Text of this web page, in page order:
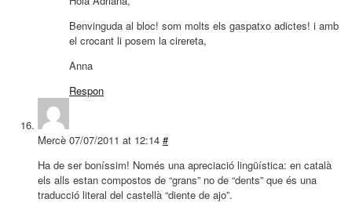
Benvinguda al bloc! som molts els gaspatxo adictes! i amb
el crocant li posem la cirereta,
Anna
Respon
Mercè 07/07/2011 at 12:14 #
Ha de ser boníssim! Només una apreciació lingüística: en català
els alls estan compostos de “grans” no de “dents” que és una
traducció literal del castellà “diente de ajo”.